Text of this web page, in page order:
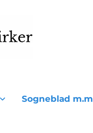
Sogneblad m.m